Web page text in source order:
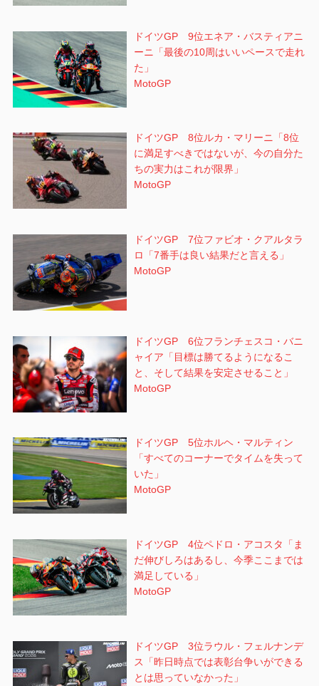
ドイツGP 9位エネア・バスティアニ
ーニ「最後の10周はいいペースで走れ
た」
MotoGP
ドイツGP 8位ルカ・マリーニ「8位
に満足すべきではないが、今の自分た
ちの実力はこれが限界」
MotoGP
ドイツGP 7位ファビオ・クアルタラ
ロ「7番手は良い結果だと言える」
MotoGP
ドイツGP 6位フランチェスコ・バニ
ャイア「目標は勝てるようになるこ
と、そして結果を安定させること」
MotoGP
ドイツGP 5位ホルヘ・マルティン
「すべてのコーナーでタイムを失って
いた」
MotoGP
ドイツGP 4位ペドロ・アコスタ「ま
だ伸びしろはあるし、今季ここまでは
満足している」
MotoGP
ドイツGP 3位ラウル・フェルナンデ
ス「昨日時点では表彰台争いができる
とは思っていなかった」